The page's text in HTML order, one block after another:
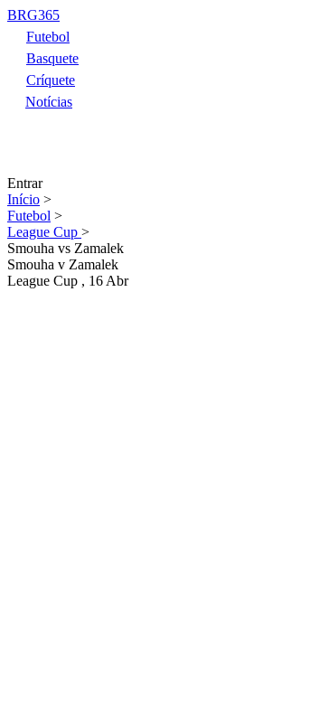
BRG365
Futebol
Basquete
Críquete
Notícias
Entrar
Início >
Futebol >
League Cup >
Smouha vs Zamalek
Smouha v Zamalek
League Cup , 16 Abr